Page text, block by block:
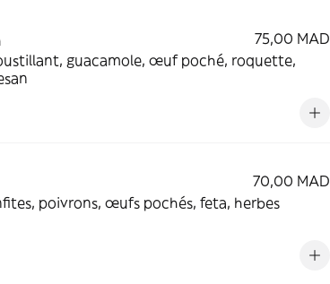
75,00 MAD
guacamole, œuf poché, roquette,
70,00 MAD
poivrons, œufs pochés, feta, herbes